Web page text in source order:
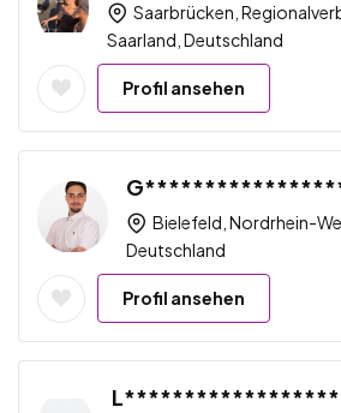
Saarbrücken,
Saarland, Deutschland
Profil ansehen
Bielefeld, Nordrhein-
Deutschland
Profil ansehen